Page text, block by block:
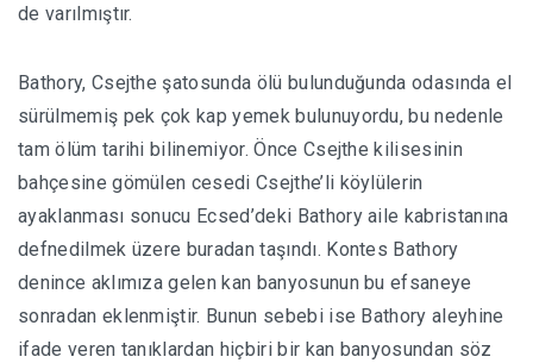
de varılmıştır.
Bathory, Csejthe şatosunda ölü bulunduğunda odasında el
sürülmemiş pek çok kap yemek bulunuyordu, bu nedenle
tam ölüm tarihi bilinemiyor. Önce Csejthe kilisesinin
bahçesine gömülen cesedi Csejthe’li köylülerin
ayaklanması sonucu Ecsed’deki Bathory aile kabristanına
defnedilmek üzere buradan taşındı. Kontes Bathory
denince aklımıza gelen kan banyosunun bu efsaneye
sonradan eklenmiştir. Bunun sebebi ise Bathory aleyhine
ifade veren tanıklardan hiçbiri bir kan banyosundan söz